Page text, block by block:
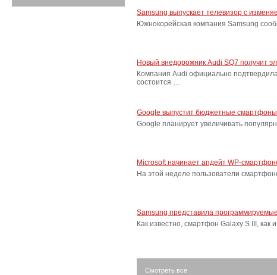
Samsung выпускает телевизор с
Южнокорейская компания Samsung
Новый внедорожник Audi SQ7 получит
Компания Audi официально
состоится …
Google выпустит бюджетные
Google планирует увеличивать
Microsoft начинает апдейт WP-
На этой неделе пользователи
Samsung представила
Как известно, смартфон Galaxy S III,
Смотреть все